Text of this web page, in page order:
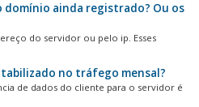
domí­nio ainda registrado? Ou os
do servidor ou pelo ip. Esses
no tráfego mensal?
de dados do cliente para o servidor é